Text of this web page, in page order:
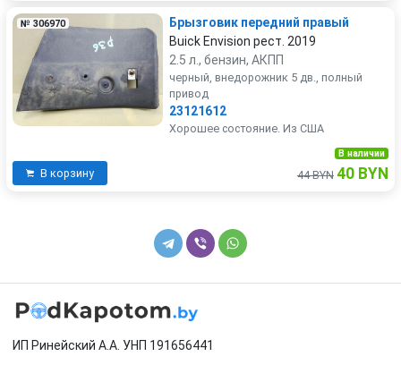
№ 306970
Брызговик передний правый
Buick Envision рест. 2019
2.5 л., бензин, АКПП
черный, внедорожник 5 дв., полный
привод
23121612
Хорошее состояние. Из США
В корзину
В наличии
44 BYN 40 BYN
ИП Ринейский А.А. УНП 191656441